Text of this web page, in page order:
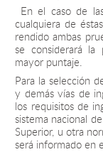
En el caso de
cualquiera de
rendido ambas
se considerará
mayor puntaje.
Para la selección
y demás vías de
los requisitos de
sistema nacional
Superior, u otra
será informado en